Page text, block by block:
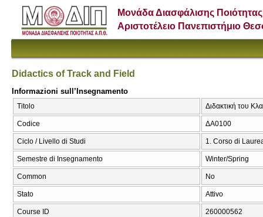
Μονάδα Διασφάλισης Ποιότητας
Αριστοτέλειο Πανεπιστήμιο
Didactics of Track and Field
Informazioni sull’Insegnamento
Titolo Διδακτική του
Codice ΔΑ0100
Ciclo / Livello di Studi 1. Corso di
Semestre di Insegnamento Winter/Spring
Common No
Stato Attivo
Course ID 260000562